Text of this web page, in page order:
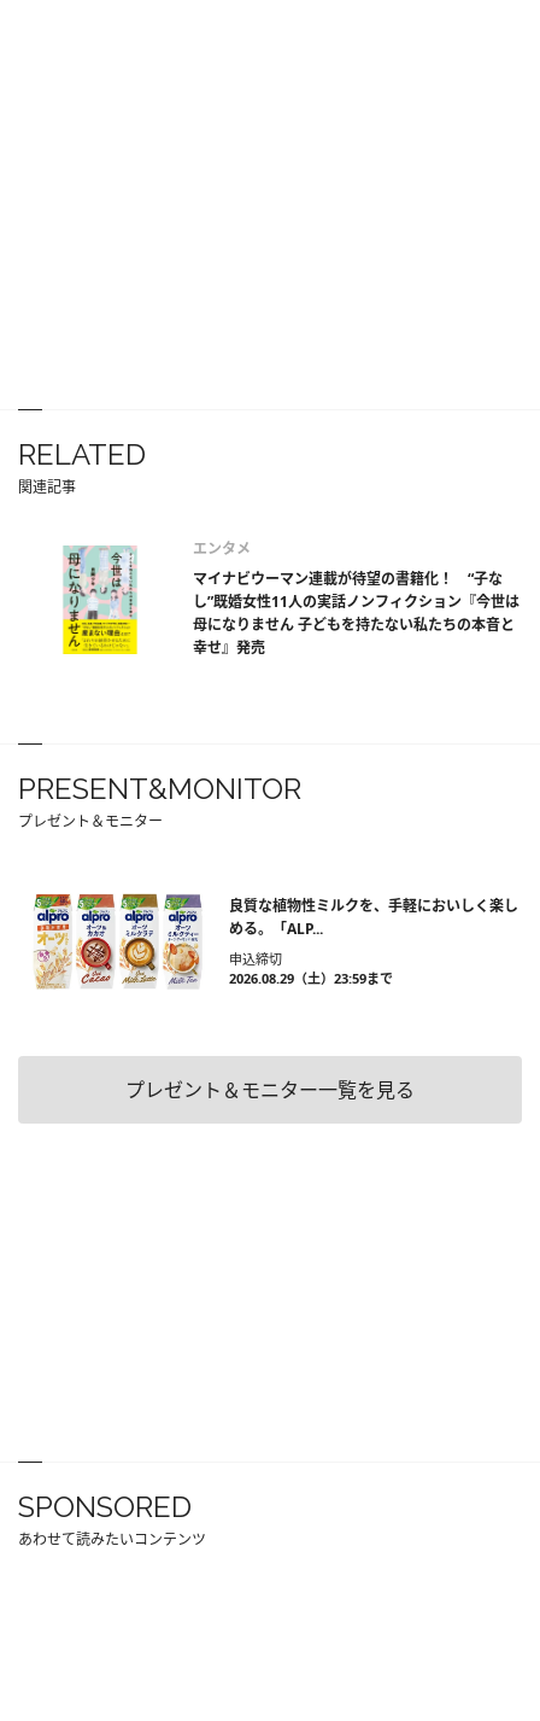
RELATED
関連記事
エンタメ
マイナビウーマン連載が待望の書籍化！ “子な
し”既婚女性11人の実話ノンフィクション『今世は
母になりません 子どもを持たない私たちの本音と
幸せ』発売
PRESENT&MONITOR
プレゼント＆モニター
良質な植物性ミルクを、手軽においしく楽し
める。「ALP...
申込締切
2026.08.29（土）23:59まで
プレゼント＆モニター一覧を見る
SPONSORED
あわせて読みたいコンテンツ